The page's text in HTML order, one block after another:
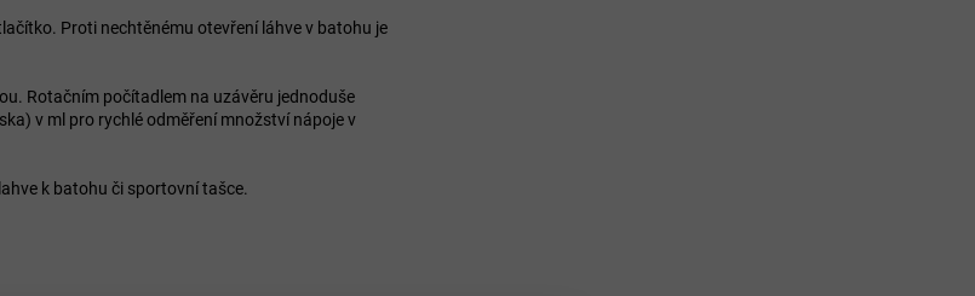
Proti nechtěnému otevření láhve v batohu je
Rotačním počítadlem na uzávěru jednoduše
v ml pro rychlé odměření množství nápoje v
k batohu či sportovní tašce.